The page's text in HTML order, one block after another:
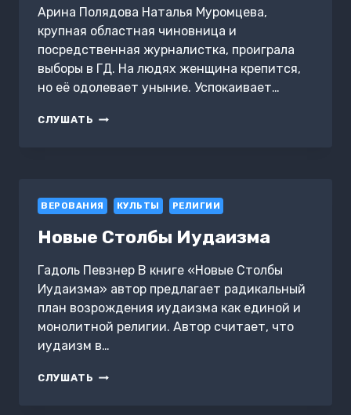
Арина Полядова Наталья Муромцева,
крупная областная чиновница и
посредственная журналистка, проиграла
выборы в ГД. На людях женщина крепится,
но её одолевает уныние. Успокаивает…
СЛУШАТЬ СЕМИНАР
ВЕРОВАНИЯ КУЛЬТЫ РЕЛИГИИ
Новые Столбы Иудаизма
Гадоль Певзнер В книге «Новые Столбы
Иудаизма» автор предлагает радикальный
план возрождения иудаизма как единой и
монолитной религии. Автор считает, что
иудаизм в…
СЛУШАТЬ НОВЫЕ